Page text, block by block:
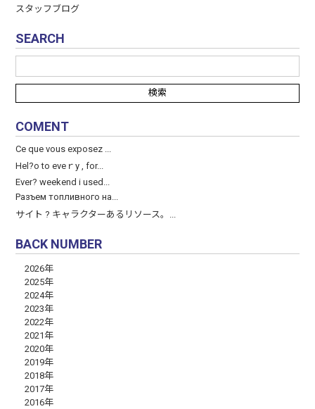
スタッフブログ
SEARCH
COMENT
Ce que vous exposez ...
Hel?o to eveｒy , for...
Ever? weekend і used...
Разъем топливного на...
サイト ? キャラクターあるリソース。...
BACK NUMBER
2026年
2025年
2024年
2023年
2022年
2021年
2020年
2019年
2018年
2017年
2016年